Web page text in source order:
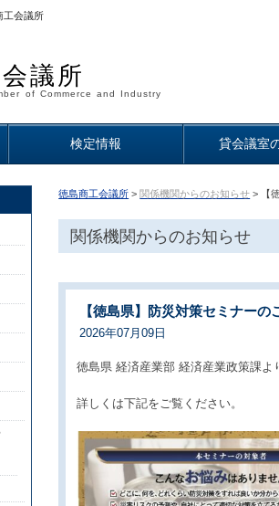
工会議所
議所
of Commerce and Industry
検定情報 貸会議室
徳島商工会議所 > 関係機関からのお知らせ > 【
関係機関からのお知らせ
【徳島県】防災対策セミナーの
2026年07月09日
徳島県 経済産業部 経済産業政策課よ
詳しくは下記をご覧ください。